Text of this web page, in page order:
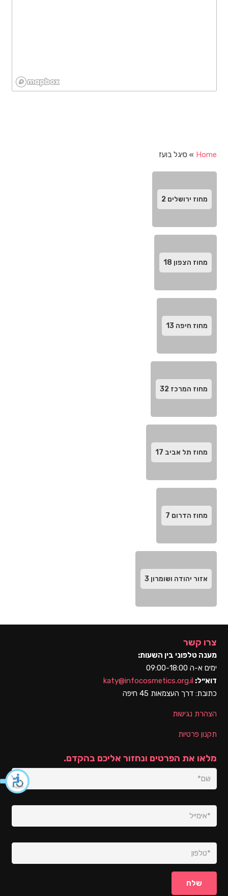
Home
» סיגל בועז
מחוז ירושלים2
מחוז הצפון 18
מחוז חיפה‬13
מחוז המרכז‬32
מחוז תל אביב‬ 17
מחוז הדרום‬ 7
אזור יהודה ושומרון3
צרו קשר
מענה טלפוני בין השעות:
ימים א-ה 09:00-18:00
דוא״ל:katy@infocosmetics.org.il
כתובת:דרך העצמאות 45 חיפה
הצהרת נגישות
תקנון פרטיות
מלאו את הפרטים ונחזור אליכם בהקדם.